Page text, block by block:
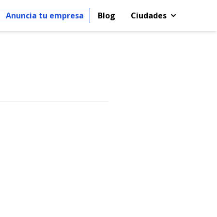
Anuncia tu empresa Blog Ciudades